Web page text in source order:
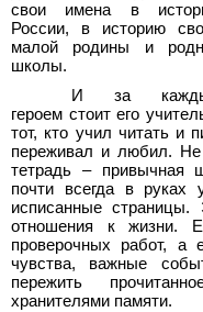
свои имена в
России, в историю
малой родины и
школы.
И за
героем стоит его
тот, кто учил читать и
переживал и любил. Не
тетрадь – привычная
почти всегда в руках
исписанные страницы.
отношения к жизни.
проверочных работ, а
чувства, важные
пережить
хранителями памяти.